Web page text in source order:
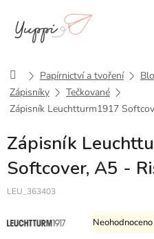
obsah
DomůPapírnictví a tvoření
Zápisníky
Tečkované
Zápisník Leuchtturm1917
Zápisník
Softcover, A5 -
LEU_363403
Průměrné
hodnocení
Neohodnoceno